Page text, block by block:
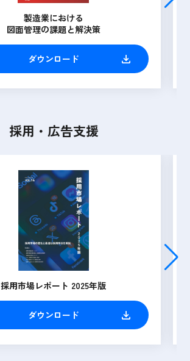
製造業における
図面管理の課題と解決策
ダウンロード
採用・広告支援
採用市場レポート 2025年版
ダウンロード